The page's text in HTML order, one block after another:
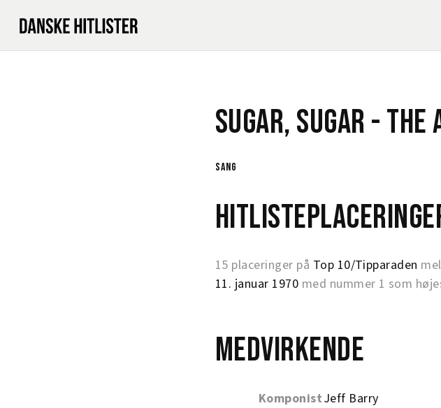
Sugar, Sugar -The
sang
15 placeringer på Top 10/Tipparaden
11. januar 1970 med nummer 1 som
Medvirkende
KomponistJeff Barry